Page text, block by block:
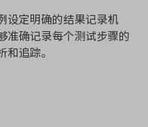
设定明确的结果记录机
准确记录每个测试步骤的
和追踪。